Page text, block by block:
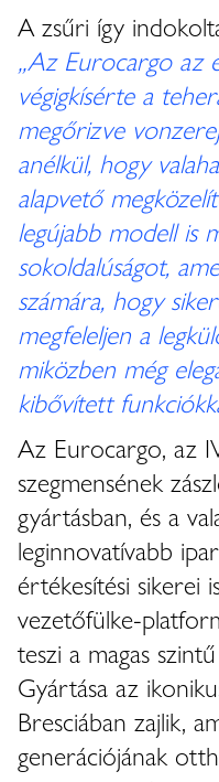
A zsűri így
„Az Eurocargo az
végigkísérte a
megőrizve
anélkül, hogy
alapvető
legújabb modell is
sokoldalúságot,
számára, hogy
megfeleljen a
miközben még
kibővített
Az Eurocargo, az
szegmensének
gyártásban, és a
leginnovatívabb
értékesítési sikerei
vezetőfülke-
teszi a magas
Gyártása az
Bresciában zajlik,
generációjának